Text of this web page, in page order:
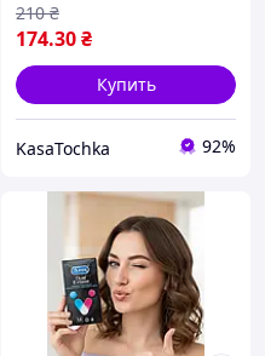
174.30₴
210 ₴
Купить
KasaTochka 92%